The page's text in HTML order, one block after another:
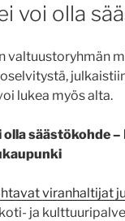
voi olla
valtuustoryhmän
lukea myös alta.
olla säästökohde
viranhaltijat
ja